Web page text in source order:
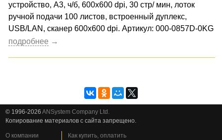
устройство, А3, ч/б, 600x600 dpi, 30 стр/ мин, лоток
ручной подачи 100 листов, встроенный дуплекс,
USB/LAN, сканер 600x600 dpi. Артикул: 000-0857D-0KG
© 1996-2026ANSystem Company Ltd.
Копирование материалов с сайта запрещено.
О компании
Как купить, оплатить